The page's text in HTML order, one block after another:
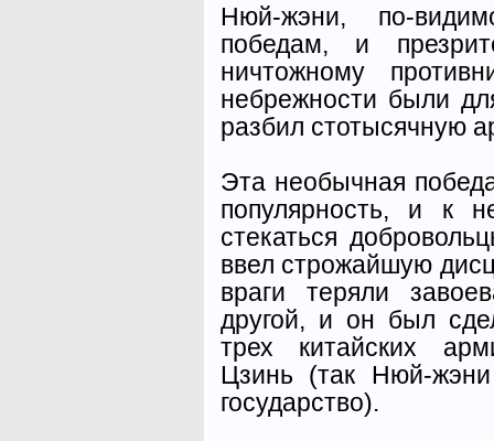
Нюй-жэни, по-
победам, и
ничтожному
небрежности были
разбил стотысячную
Эта необычная
популярность, и к
стекаться
ввел строжайшую
враги теряли
другой, и он был
трех китайских
Цзинь (так Нюй-
государство).